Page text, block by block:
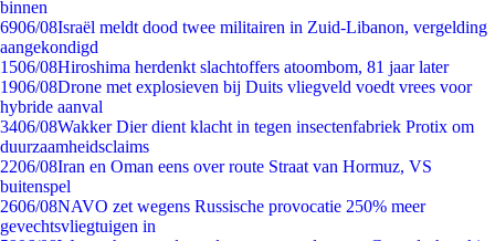
binnen
6906/08Israël meldt dood twee militairen in Zuid-Libanon, vergelding
aangekondigd
1506/08Hiroshima herdenkt slachtoffers atoombom, 81 jaar later
1906/08Drone met explosieven bij Duits vliegveld voedt vrees voor
hybride aanval
3406/08Wakker Dier dient klacht in tegen insectenfabriek Protix om
duurzaamheidsclaims
2206/08Iran en Oman eens over route Straat van Hormuz, VS
buitenspel
2606/08NAVO zet wegens Russische provocatie 250% meer
gevechtsvliegtuigen in